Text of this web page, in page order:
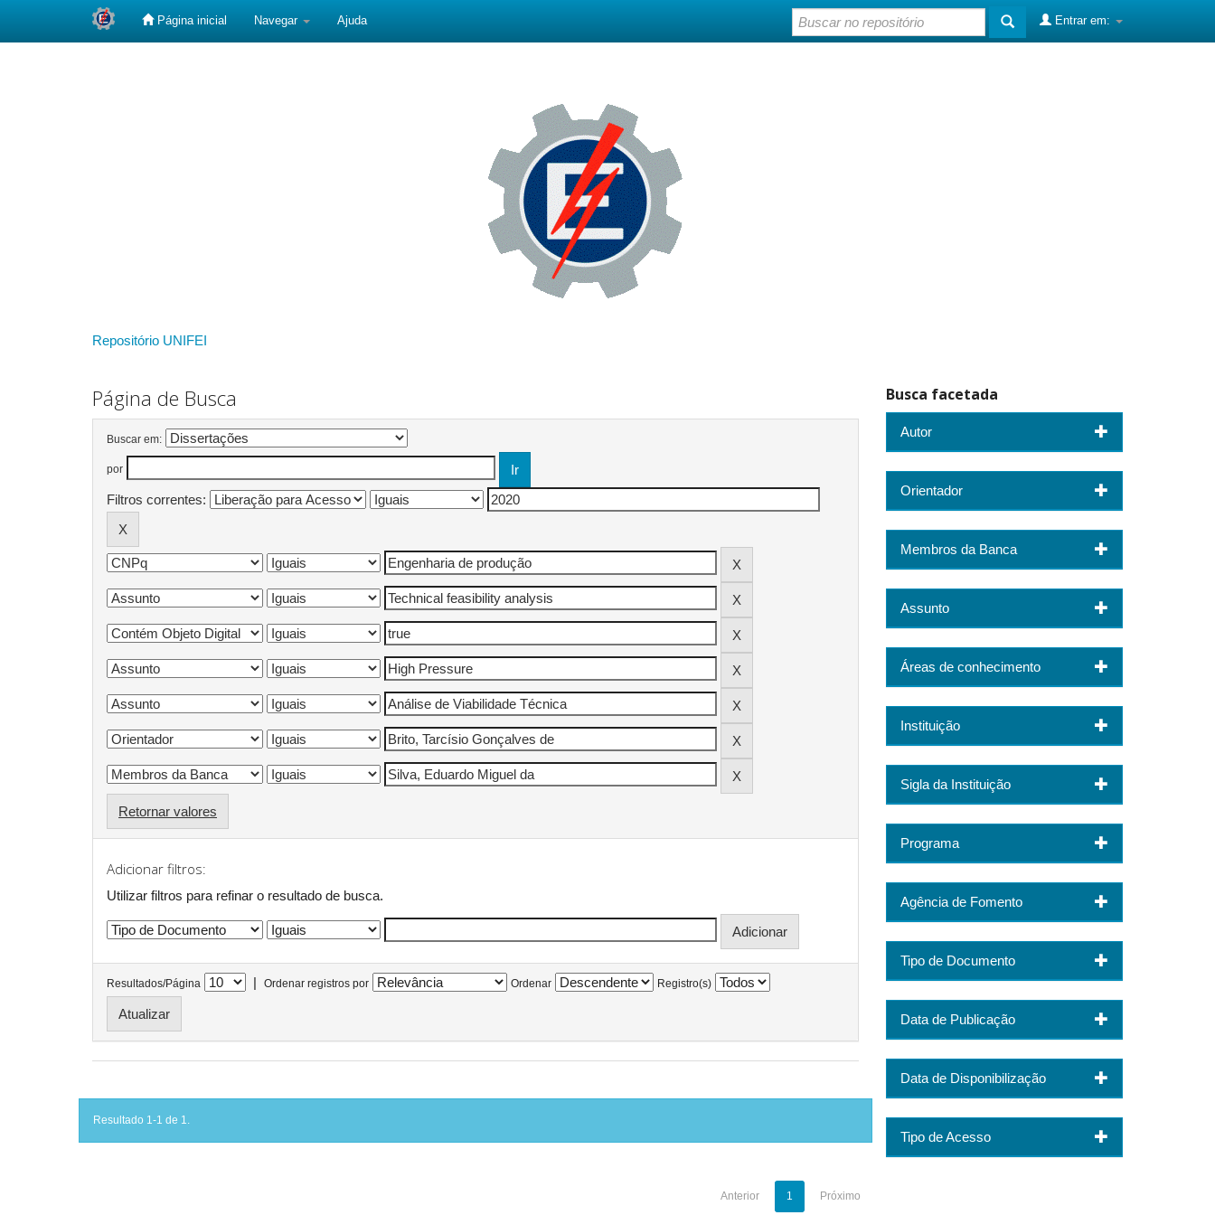
Página inicial Navegar Ajuda Entrar em:
Repositório UNIFEI
Página de Busca
Buscar em:
por
Filtros correntes:
Retornar valores
Adicionar filtros:
Utilizar filtros para refinar o resultado de busca.
Resultados/Página | Ordenar registros por Ordenar Registro(s)
Resultado 1-1 de 1.
Anterior 1 Próximo
Busca facetada
Autor
Orientador
Membros da Banca
Assunto
Áreas de conhecimento
Instituição
Sigla da Instituição
Programa
Agência de Fomento
Tipo de Documento
Data de Publicação
Data de Disponibilização
Tipo de Acesso